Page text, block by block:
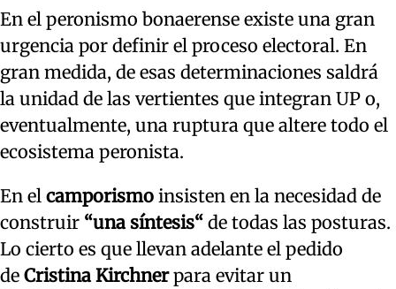
En el peronismo bonaerense existe una gran
urgencia por definir el proceso electoral. En
gran medida, de esas determinaciones saldrá
la unidad de las vertientes que integran UP o,
eventualmente, una ruptura que altere todo el
ecosistema peronista.
En el camporismo insisten en la necesidad de
construir “una síntesis“ de todas las posturas.
Lo cierto es que llevan adelante el pedido
de Cristina Kirchnerpara evitar un